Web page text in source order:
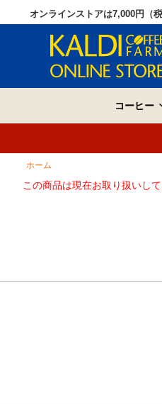
オンラインストアは7,000円（
コーヒー
ホーム
この商品は現在お取り扱いし